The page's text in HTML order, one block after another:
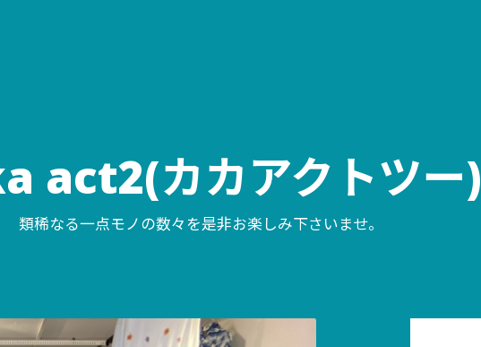
act2(カカアクトツー)
類稀なる一点モノの数々を是非お楽しみ下さいませ。